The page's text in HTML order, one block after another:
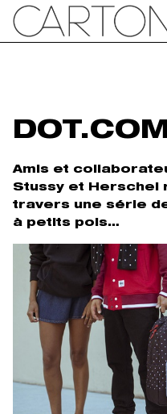
Amis et
Stussy et Herschel
travers une série
à petits pois…